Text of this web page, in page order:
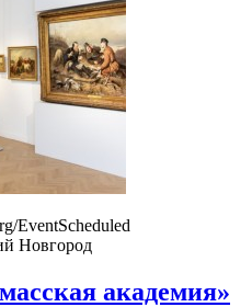
EventScheduled
Новгород
академия»